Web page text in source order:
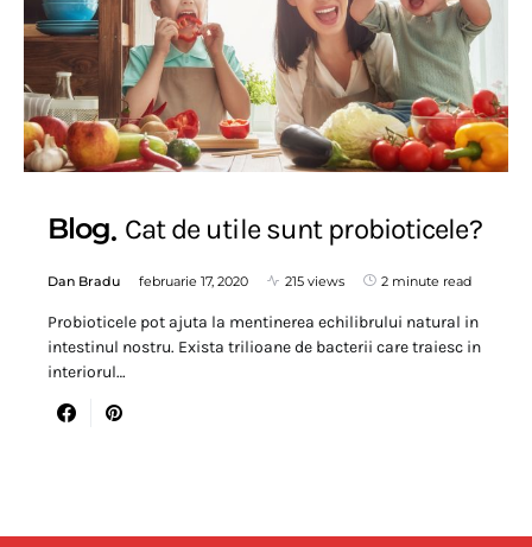
Blog Cat de utile sunt probioticele?
Dan Bradu februarie 17, 2020 215 views 2 minute read
Probioticele pot ajuta la mentinerea echilibrului natural in
intestinul nostru. Exista trilioane de bacterii care traiesc in
interiorul…